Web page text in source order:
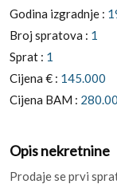
Godina izgradnje :
Broj spratova : 1
Sprat : 1
Cijena € : 145.000
Cijena BAM :
Opis nekretnine
Prodaje se prvi